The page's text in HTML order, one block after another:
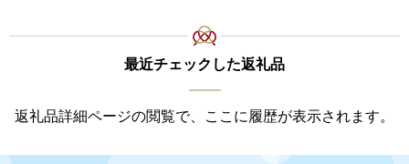
最近チェックした返礼品
返礼品詳細ページの閲覧で、ここに履歴が表示されます。